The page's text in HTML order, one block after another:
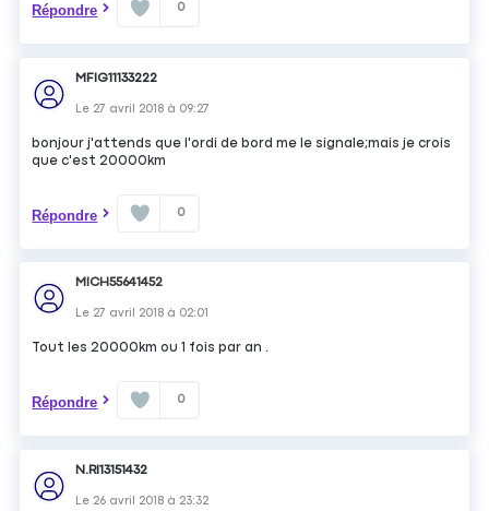
Répondre 0
MFIG11133222
Le 27 avril 2018 à 09:27
bonjour j'attends que l'ordi de bord me le signale;mais je crois
que c'est 20000km
Répondre 0
MICH55641452
Le 27 avril 2018 à 02:01
Tout les 20000km ou 1 fois par an .
Répondre 0
N.RI13151432
Le 26 avril 2018 à 23:32